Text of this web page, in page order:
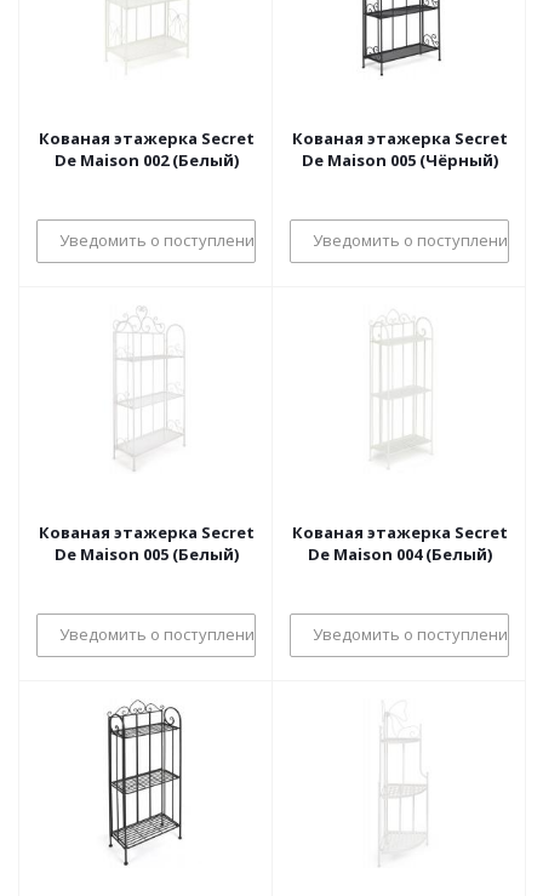
Кованая этажерка Secret
De Maison 002 (Белый)
Уведомить о поступлении
Кованая этажерка Secret
De Maison 005 (Чёрный)
Уведомить о поступлении
Кованая этажерка Secret
De Maison 005 (Белый)
Уведомить о поступлении
Кованая этажерка Secret
De Maison 004 (Белый)
Уведомить о поступлении